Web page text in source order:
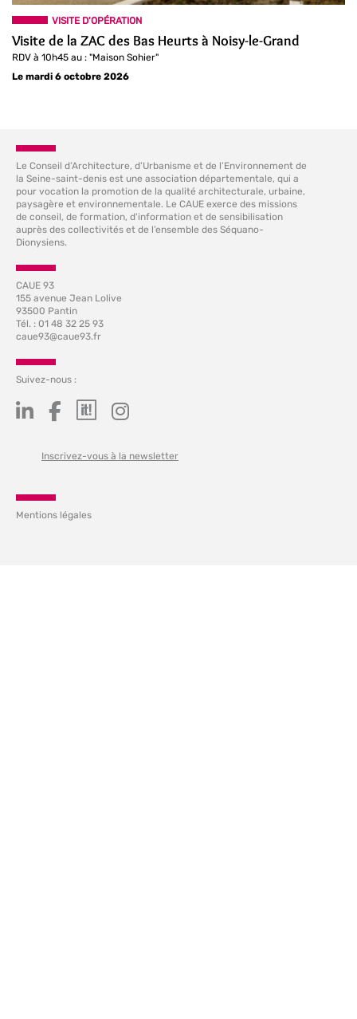
VISITE D'OPÉRATION
Visite de la ZAC des Bas Heurts à Noisy-le-Grand
RDV à 10h45 au : "Maison Sohier"
Le mardi 6 octobre 2026
Le Conseil d’Architecture, d’Urbanisme et de l’Environnement de
la Seine-saint-denis est une association départementale, qui a
pour vocation la promotion de la qualité architecturale, urbaine,
paysagère et environnementale. Le CAUE exerce des missions
de conseil, de formation, d'information et de sensibilisation
auprès des collectivités et de l’ensemble des Séquano-
Dionysiens.
CAUE 93
155 avenue Jean Lolive
93500 Pantin
Tél. : 01 48 32 25 93
caue93@caue93.fr
Suivez-nous :
Inscrivez-vous à la newsletter
Mentions légales